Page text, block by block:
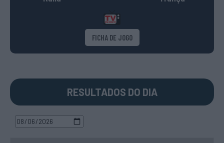
FICHA DE JOGO
RESULTADOS DO DIA